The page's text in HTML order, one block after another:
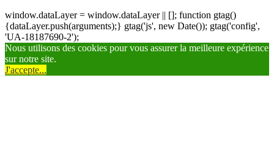
window.dataLayer = window.dataLayer || []; function gtag()
{dataLayer.push(arguments);} gtag('js', new Date()); gtag('config',
'UA-18187690-2');
Nous utilisons des cookies pour vous assurer la meilleure expérience
sur notre site.
J'accepte...